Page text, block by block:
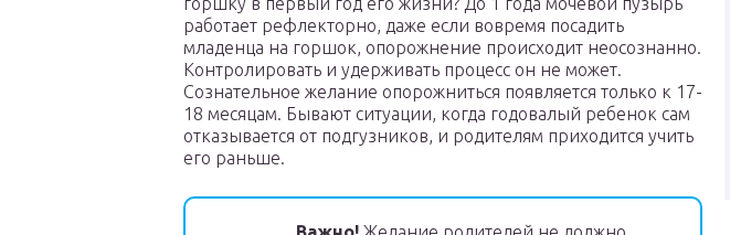
работает рефлекторно, даже если вовремя посадить
младенца на горшок, опорожнение происходит неосознанно.
Контролировать и удерживать процесс он не может.
Сознательное желание опорожниться появляется только к 17-
18 месяцам. Бывают ситуации, когда годовалый ребенок сам
отказывается от подгузников, и родителям приходится учить
его раньше.